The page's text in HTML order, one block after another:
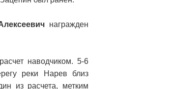
награжден
наводчиком. 5-6
реки Нарев близ
из расчета, метким